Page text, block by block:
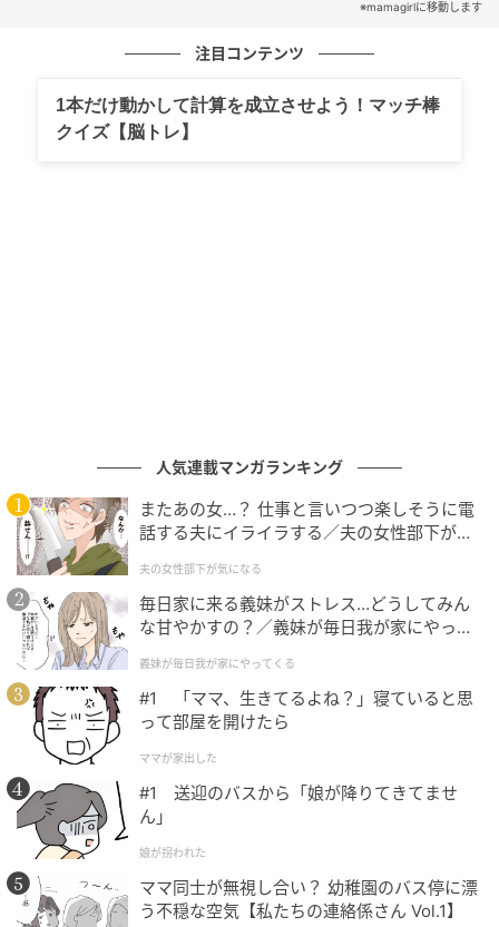
※mamagirlに移動します
注目コンテンツ
1本だけ動かして計算を成立させよう！マッチ棒
クイズ【脳トレ】
人気連載マンガランキング
またあの女…？ 仕事と言いつつ楽しそうに電
話する夫にイライラする／夫の女性部下が気
夫の女性部下が気になる
毎日家に来る義妹がストレス…どうしてみん
な甘やかすの？／義妹が毎日我が家にやって
が】
義妹が毎日我が家にやってくる
#1 「ママ、生きてるよね？」寝ていると思
って部屋を開けたら
ママが家出した
#1 送迎のバスから「娘が降りてきてませ
ん」
娘が拐われた
ママ同士が無視し合い？ 幼稚園のバス停に漂
う不穏な空気【私たちの連絡係さん Vol.1】